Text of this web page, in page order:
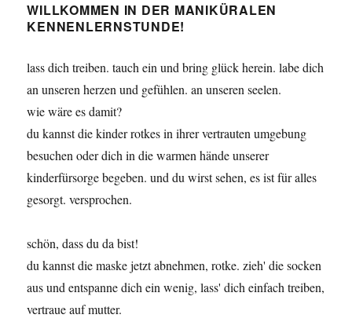
WILLKOMMEN IN DER MANIKÜRALEN
KENNENLERNSTUNDE!
lass dich treiben. tauch ein und bring glück herein. labe dich
an unseren herzen und gefühlen. an unseren seelen.
wie wäre es damit?
du kannst die kinder rotkes in ihrer vertrauten umgebung
besuchen oder dich in die warmen hände unserer
kinderfürsorge begeben. und du wirst sehen, es ist für alles
gesorgt. versprochen.
schön, dass du da bist!
du kannst die maske jetzt abnehmen, rotke. zieh' die socken
aus und entspanne dich ein wenig, lass' dich einfach treiben,
vertraue auf mutter.